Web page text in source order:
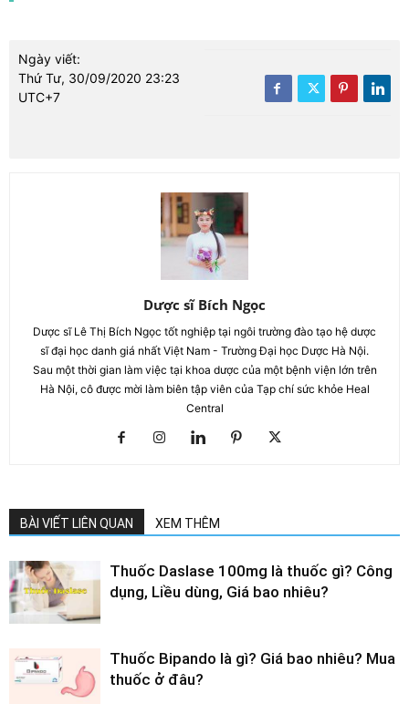
Ngày viết:
Thứ Tư, 30/09/2020 23:23
UTC+7
Dược sĩ Bích Ngọc
Dược sĩ Lê Thị Bích Ngọc tốt nghiệp tại ngôi trường đào tạo hệ dược
sĩ đại học danh giá nhất Việt Nam - Trường Đại học Dược Hà Nội.
Sau một thời gian làm việc tại khoa dược của một bệnh viện lớn trên
Hà Nội, cô được mời làm biên tập viên của Tạp chí sức khỏe Heal
Central
BÀI VIẾT LIÊN QUAN XEM THÊM
Thuốc Daslase 100mg là thuốc gì? Công
dụng, Liều dùng, Giá bao nhiêu?
Thuốc Bipando là gì? Giá bao nhiêu? Mua
thuốc ở đâu?